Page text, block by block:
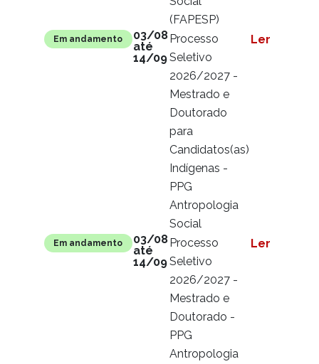
(FAPESP)
Em andamento
03/08
até
14/09
Processo
Seletivo
2026/2027 -
Mestrado e
Doutorado
para
Candidatos(as)
Indígenas -
PPG
Antropologia
Social
Ler mais
Em andamento
03/08
até
14/09
Processo
Seletivo
2026/2027 -
Mestrado e
Doutorado -
PPG
Antropologia
Ler mais